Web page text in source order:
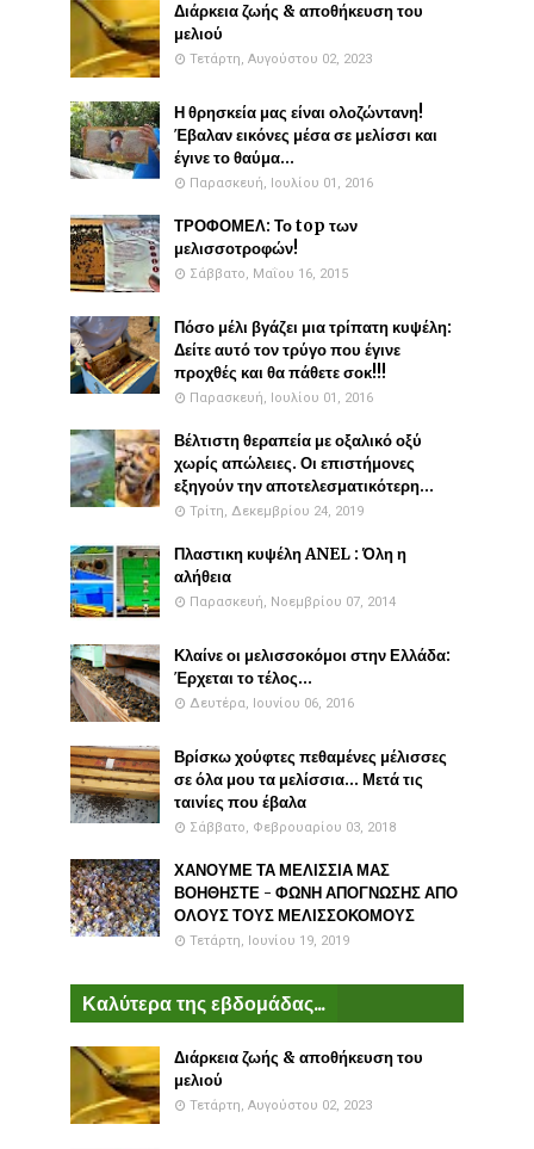
Διάρκεια ζωής & αποθήκευση του
μελιού
Τετάρτη, Αυγούστου 02, 2023
Η θρησκεία μας είναι ολοζώντανη!
Έβαλαν εικόνες μέσα σε μελίσσι και
έγινε το θαύμα...
Παρασκευή, Ιουλίου 01, 2016
ΤΡΟΦΟΜΕΛ: Το top των
μελισσοτροφών!
Σάββατο, Μαΐου 16, 2015
Πόσο μέλι βγάζει μια τρίπατη κυψέλη:
Δείτε αυτό τον τρύγο που έγινε
προχθές και θα πάθετε σοκ!!!
Παρασκευή, Ιουλίου 01, 2016
Βέλτιστη θεραπεία με οξαλικό οξύ
χωρίς απώλειες. Οι επιστήμονες
εξηγούν την αποτελεσματικότερη...
Τρίτη, Δεκεμβρίου 24, 2019
Πλαστικη κυψέλη ANEL : Όλη η
αλήθεια
Παρασκευή, Νοεμβρίου 07, 2014
Κλαίνε οι μελισσοκόμοι στην Ελλάδα:
Έρχεται το τέλος...
Δευτέρα, Ιουνίου 06, 2016
Βρίσκω χούφτες πεθαμένες μέλισσες
σε όλα μου τα μελίσσια... Μετά τις
ταινίες που έβαλα
Σάββατο, Φεβρουαρίου 03, 2018
ΧΑΝΟΥΜΕ ΤΑ ΜΕΛΙΣΣΙΑ ΜΑΣ
ΒΟΗΘΗΣΤΕ - ΦΩΝΗ ΑΠΟΓΝΩΣΗΣ ΑΠΟ
ΟΛΟΥΣ ΤΟΥΣ ΜΕΛΙΣΣΟΚΟΜΟΥΣ
Τετάρτη, Ιουνίου 19, 2019
Καλύτερα της εβδομάδας...
Διάρκεια ζωής & αποθήκευση του
μελιού
Τετάρτη, Αυγούστου 02, 2023